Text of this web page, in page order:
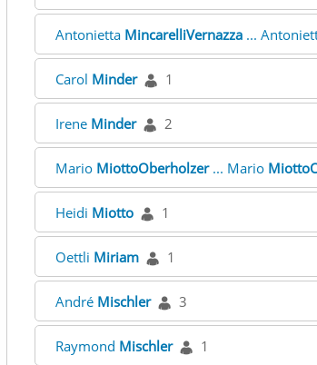
Antonietta MincarelliVernazza...
Carol Minder 1
Irene Minder 2
Mario MiottoOberholzer... Mario
Heidi Miotto 1
Oettli Miriam 1
André Mischler 3
Raymond Mischler 1